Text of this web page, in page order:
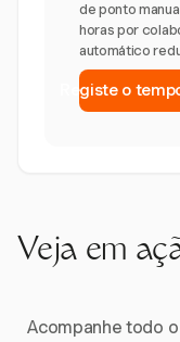
de ponto
horas por
automático
Registe o
Veja em
Acompanhe todo